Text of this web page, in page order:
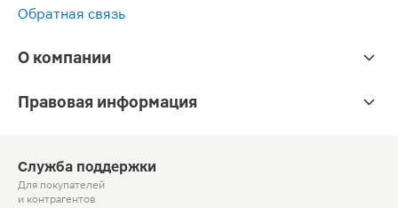
Обратная связь
О компании
Правовая информация
Служба поддержки
Для покупателей
и контрагентов